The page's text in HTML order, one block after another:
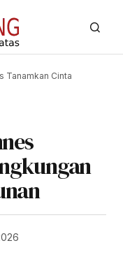
Tanamkan Cinta